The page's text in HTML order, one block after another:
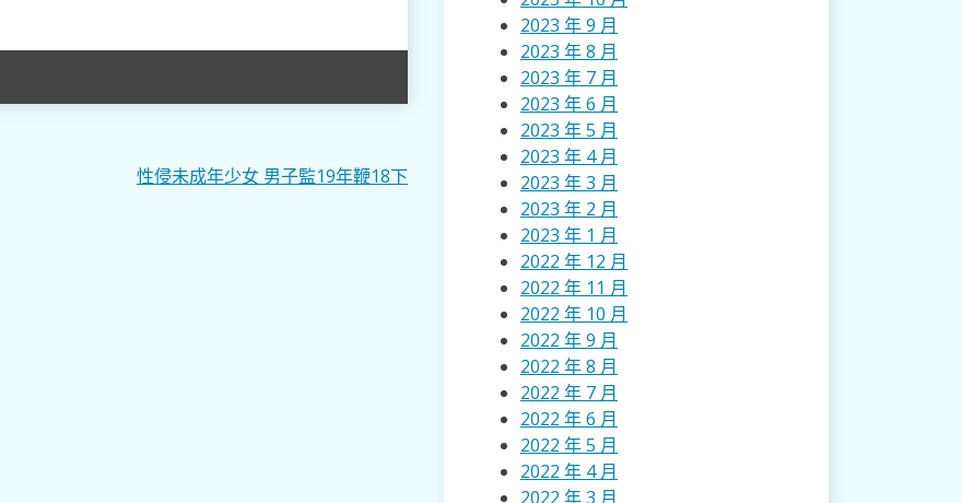
性侵未成年少女 男子監19年鞭18下
2023 年 9 月
2023 年 8 月
2023 年 7 月
2023 年 6 月
2023 年 5 月
2023 年 4 月
2023 年 3 月
2023 年 2 月
2023 年 1 月
2022 年 12 月
2022 年 11 月
2022 年 10 月
2022 年 9 月
2022 年 8 月
2022 年 7 月
2022 年 6 月
2022 年 5 月
2022 年 4 月
2022 年 3 月